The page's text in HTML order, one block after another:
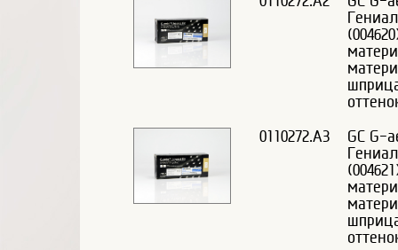
0110272.A3
GC G-